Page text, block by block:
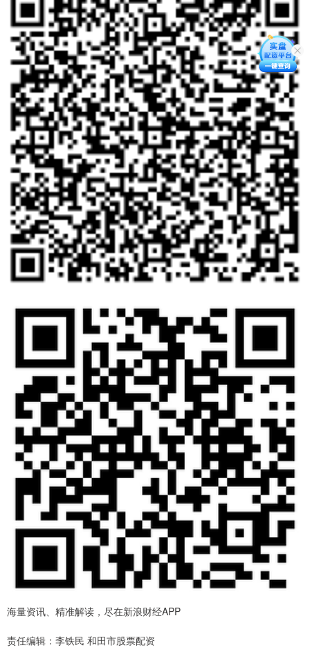
海量资讯、精准解读，尽在新浪财经APP
责任编辑：李铁民 和田市股票配资